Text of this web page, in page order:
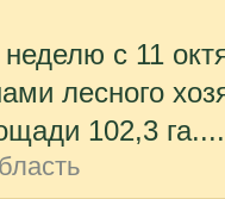
с 11
лесного
102,3 га....